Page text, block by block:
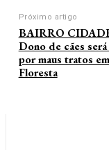
Próximo artigo
BAIRRO
Dono de cães
por maus tratos
Floresta